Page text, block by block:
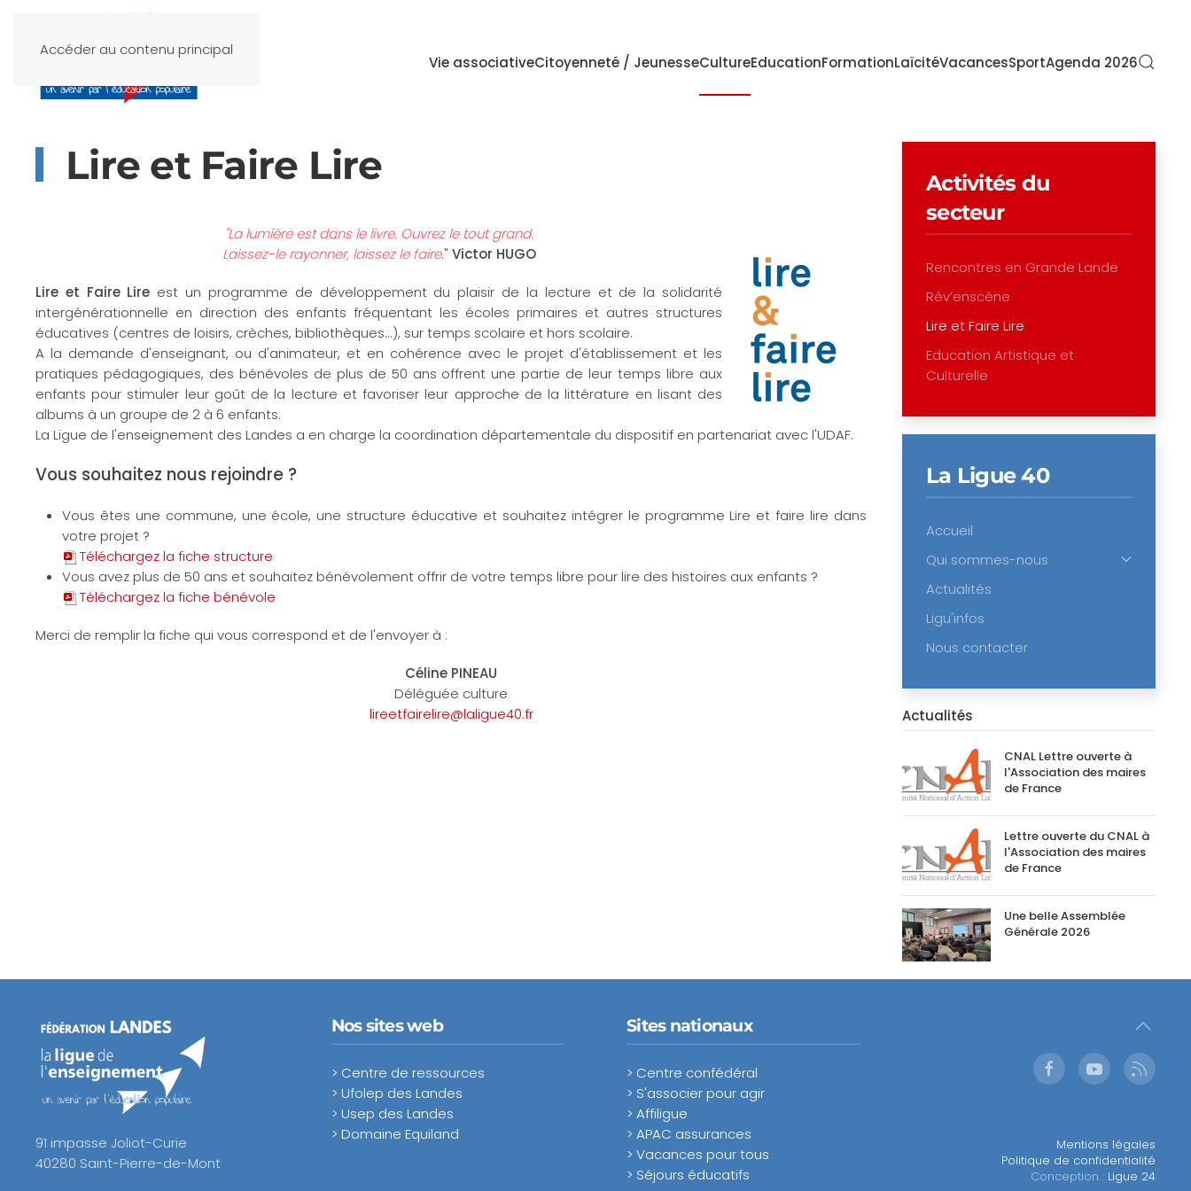
Accéder au contenu principal
Vie associativeCitoyenneté / JeunesseCultureEducationFormationLaïcitéVacancesSportAgenda 2026
Lire et Faire Lire
"La lumière est dans le livre. Ouvrez le tout grand.
Laissez-le rayonner, laissez le faire." Victor HUGO
Lire et Faire Lire est un programme de développement du plaisir de la lecture et de la solidarité
intergénérationnelle en direction des enfants fréquentant les écoles primaires et autres structures
éducatives (centres de loisirs, crèches, bibliothèques...), sur temps scolaire et hors scolaire.
A la demande d'enseignant, ou d'animateur, et en cohérence avec le projet d'établissement et les
pratiques pédagogiques, des bénévoles de plus de 50 ans offrent une partie de leur temps libre aux
enfants pour stimuler leur goût de la lecture et favoriser leur approche de la littérature en lisant des
albums à un groupe de 2 à 6 enfants.
La Ligue de l'enseignement des Landes a en charge la coordination départementale du dispositif en partenariat avec l'UDAF.
Vous souhaitez nous rejoindre ?
Vous êtes une commune, une école, une structure éducative et souhaitez intégrer le programme Lire et faire lire dans
votre projet ?
Téléchargez la fiche structure
Vous avez plus de 50 ans et souhaitez bénévolement offrir de votre temps libre pour lire des histoires aux enfants ?
Téléchargez la fiche bénévole
Merci de remplir la fiche qui vous correspond et de l'envoyer à :
Céline PINEAU
Déléguée culture
lireetfairelire@laligue40.fr
Activités du
secteur
Rencontres en Grande Lande
Rêv’enscène
Lire et Faire Lire
Education Artistique et
Culturelle
La Ligue 40
Accueil
Qui sommes-nous
Actualités
Ligu'infos
Nous contacter
Actualités
CNAL Lettre ouverte à
l'Association des maires
de France
Lettre ouverte du CNAL à
l'Association des maires
de France
Une belle Assemblée
Générale 2026
91 impasse Joliot-Curie
40280 Saint-Pierre-de-Mont
Nos sites web
> Centre de ressources
> Ufolep des Landes
> Usep des Landes
> Domaine Equiland
Sites nationaux
> Centre confédéral
> S'associer pour agir
> Affiligue
> APAC assurances
> Vacances pour tous
> Séjours éducatifs
Mentions légales
Politique de confidentialité
Conception : Ligue 24